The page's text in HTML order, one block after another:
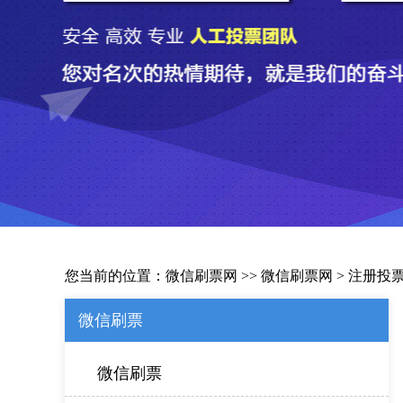
您当前的位置： 微信刷票网 >> 微信刷票网 > 注册投
微信刷票
微信刷票